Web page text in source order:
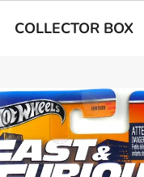
COLLECTOR BOX